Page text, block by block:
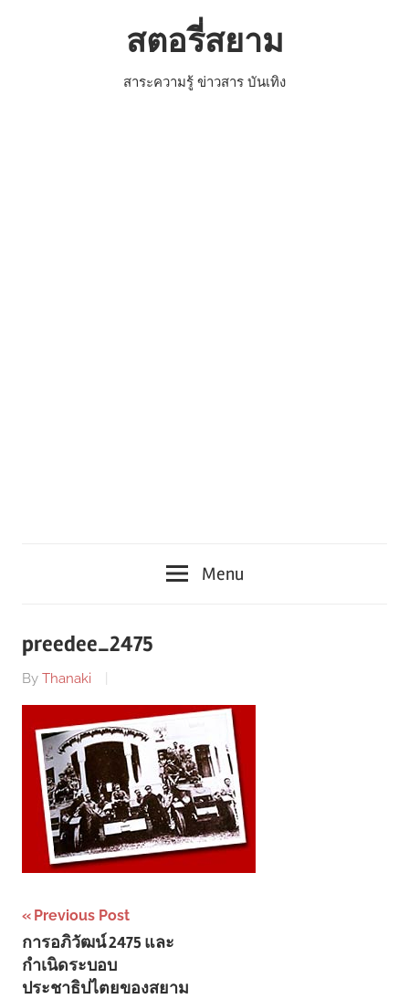
สตอรี่สยาม
สาระความรู้ ข่าวสาร บันเทิง
Menu
preedee_2475
By Thanaki
Post
navigation
Previous Post
การอภิวัฒน์ 2475 และ
กำเนิดระบอบ
ประชาธิปไตยของสยาม